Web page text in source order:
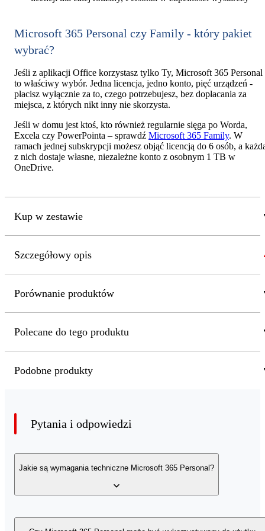
Microsoft 365 Personal czy Family - który pakiet
wybrać?
Jeśli z aplikacji Office korzystasz tylko Ty, Microsoft 365 Personal
to właściwy wybór. Jedna licencja, jedno konto, pięć urządzeń -
płacisz wyłącznie za to, czego potrzebujesz, bez dopłacania za
miejsca, z których nikt inny nie skorzysta.
Jeśli w domu jest ktoś, kto również regularnie sięga po Worda,
Excela czy PowerPointa – sprawdź Microsoft 365 Family. W
ramach jednej subskrypcji możesz objąć licencją do 6 osób, a
z nich dostaje własne, niezależne konto z osobnym 1 TB w
OneDrive.
Kup w zestawie
Szczegółowy opis
Porównanie produktów
Polecane do tego produktu
Podobne produkty
Pytania i odpowiedzi
Jakie są wymagania techniczne Microsoft 365 Personal?
Na komputerze z Windows potrzebujesz systemu Windows 11,